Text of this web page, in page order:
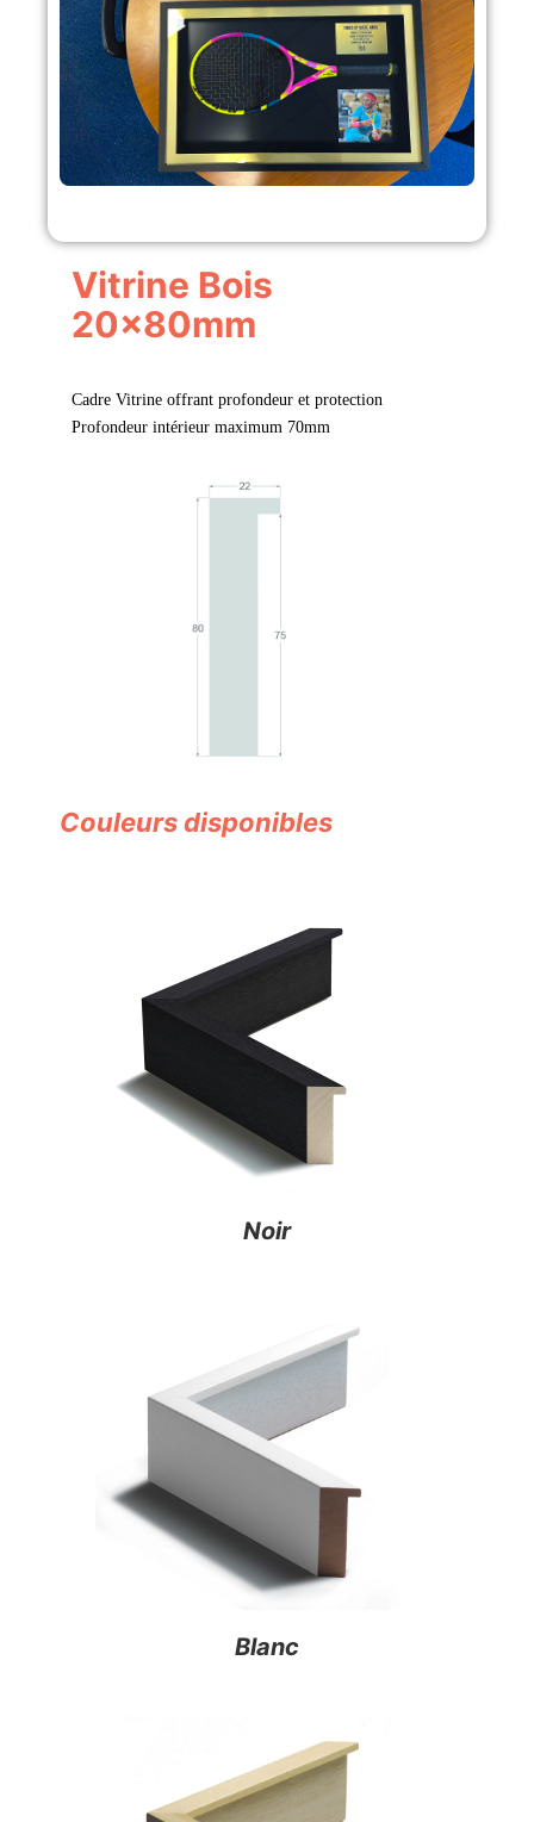
Vitrine Bois
20x80mm
Cadre Vitrine offrant profondeur et protection
Profondeur intérieur maximum 70mm
Couleurs disponibles
Noir
Blanc